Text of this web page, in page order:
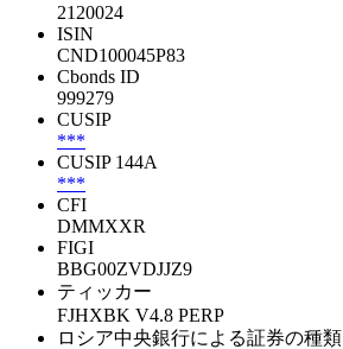
2120024
ISIN
CND100045P83
Cbonds ID
999279
CUSIP
***
CUSIP 144A
***
CFI
DMMXXR
FIGI
BBG00ZVDJJZ9
ティッカー
FJHXBK V4.8 PERP
ロシア中央銀行による証券の種類